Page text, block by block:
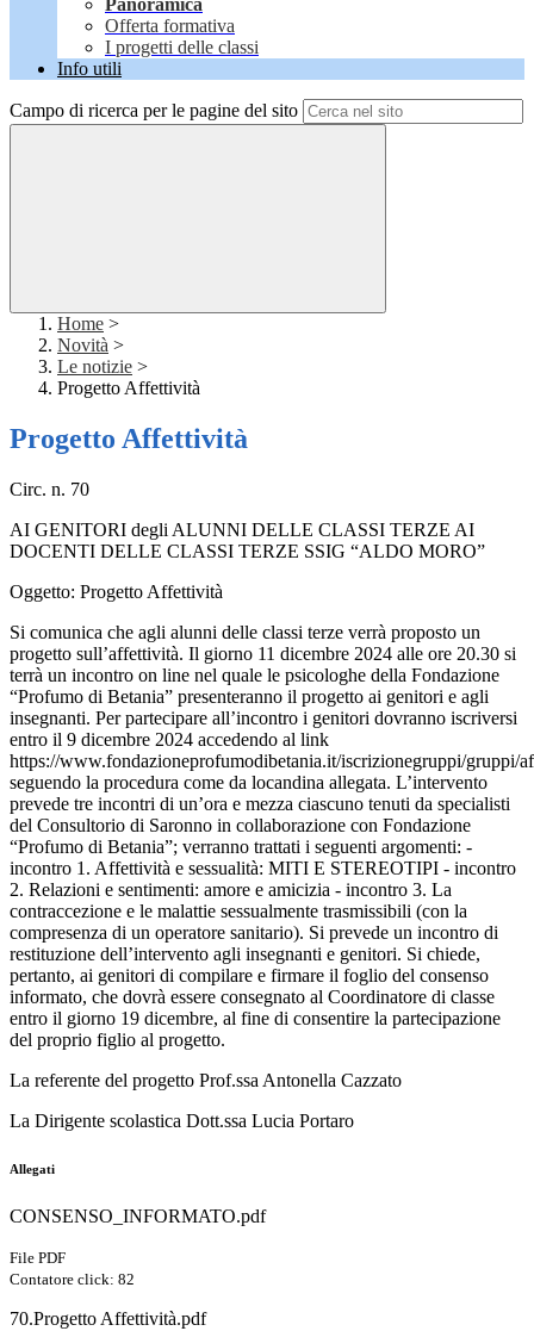
Panoramica
Offerta formativa
I progetti delle classi
Info utili
Campo di ricerca per le pagine del sito
Home >
Novità >
Le notizie >
Progetto Affettività
Progetto Affettività
Circ. n. 70
AI GENITORI degli ALUNNI DELLE CLASSI TERZE AI
DOCENTI DELLE CLASSI TERZE SSIG “ALDO MORO”
Oggetto: Progetto Affettività
Si comunica che agli alunni delle classi terze verrà proposto un
progetto sull’affettività. Il giorno 11 dicembre 2024 alle ore 20.30 si
terrà un incontro on line nel quale le psicologhe della Fondazione
“Profumo di Betania” presenteranno il progetto ai genitori e agli
insegnanti. Per partecipare all’incontro i genitori dovranno iscriversi
entro il 9 dicembre 2024 accedendo al link
https://www.fondazioneprofumodibetania.it/iscrizionegruppi/gruppi/
seguendo la procedura come da locandina allegata. L’intervento
prevede tre incontri di un’ora e mezza ciascuno tenuti da specialisti
del Consultorio di Saronno in collaborazione con Fondazione
“Profumo di Betania”; verranno trattati i seguenti argomenti: -
incontro 1. Affettività e sessualità: MITI E STEREOTIPI - incontro
2. Relazioni e sentimenti: amore e amicizia - incontro 3. La
contraccezione e le malattie sessualmente trasmissibili (con la
compresenza di un operatore sanitario). Si prevede un incontro di
restituzione dell’intervento agli insegnanti e genitori. Si chiede,
pertanto, ai genitori di compilare e firmare il foglio del consenso
informato, che dovrà essere consegnato al Coordinatore di classe
entro il giorno 19 dicembre, al fine di consentire la partecipazione
del proprio figlio al progetto.
La referente del progetto Prof.ssa Antonella Cazzato
La Dirigente scolastica Dott.ssa Lucia Portaro
Allegati
CONSENSO_INFORMATO.pdf
File PDF
Contatore click: 82
70.Progetto Affettività.pdf